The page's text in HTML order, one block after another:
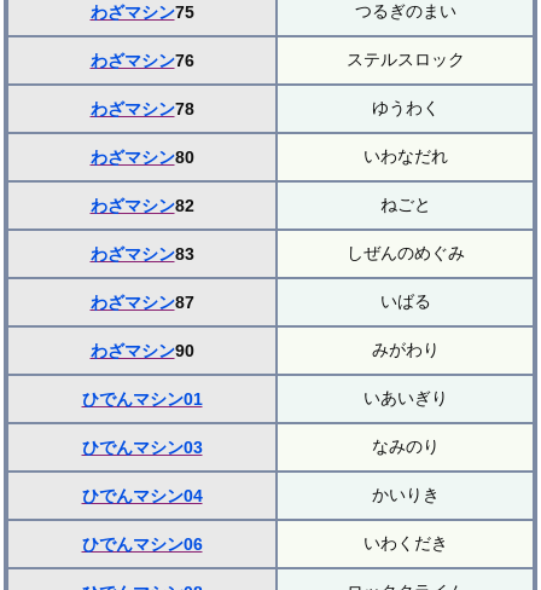
わざマシン75 つるぎのまい
わざマシン76 ステルスロック
わざマシン78 ゆうわく
わざマシン80 いわなだれ
わざマシン82 ねごと
わざマシン83 しぜんのめぐみ
わざマシン87 いばる
わざマシン90 みがわり
ひでんマシン01 いあいぎり
ひでんマシン03 なみのり
ひでんマシン04 かいりき
ひでんマシン06 いわくだき